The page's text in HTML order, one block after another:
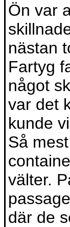
Ön var
nästan
Fartyg
något
var det
kunde
Så
välter.
där de